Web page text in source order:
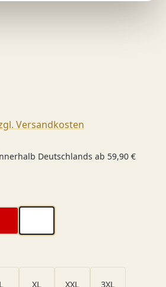
Versandkosten
Deutschlands ab 59,90 €
L XL XXL 3XL